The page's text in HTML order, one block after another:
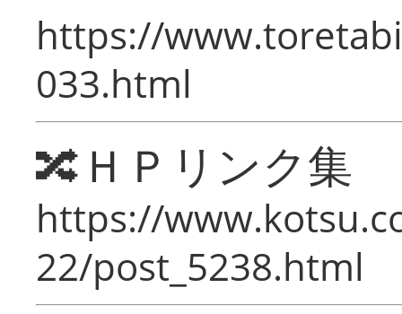
https://
033.html
🔀ＨＰリンク集
https://
22/post_5238.html